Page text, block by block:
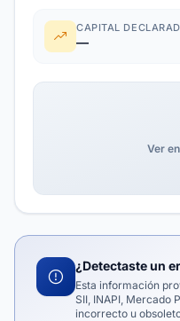
CAPITAL
—
Ver
¿Detectaste un
Esta información
SII, INAPI, Mercado
incorrecto u